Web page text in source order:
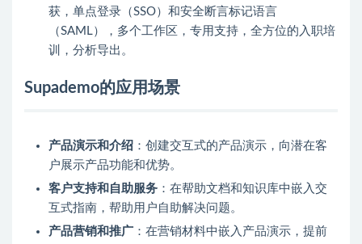
获，单点登录（SSO）和安全断言标记语言
（SAML），多个工作区，专用支持，全方位的入职培
训，分析导出。
Supademo的应用场景
产品演示和介绍 ：创建交互式的产品演示，向潜在客
户展示产品功能和优势。
客户支持和自助服务 ：在帮助文档和知识库中嵌入交
互式指南，帮助用户自助解决问题。
产品营销和推广 ：在营销材料中嵌入产品演示，提前